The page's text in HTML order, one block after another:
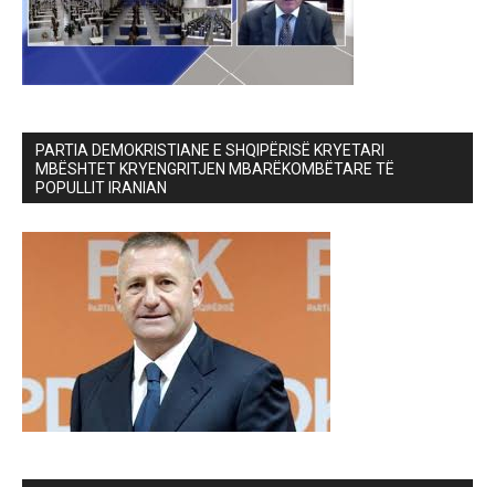
PARTIA DEMOKRISTIANE E SHQIPËRISË KRYETARI
MBËSHTET KRYENGRITJEN MBARËKOMBËTARE TË
POPULLIT IRANIAN